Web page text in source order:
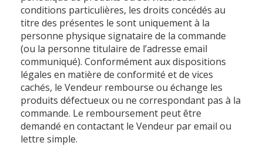
conditions particulières, les droits concédés au
titre des présentes le sont uniquement à la
personne physique signataire de la commande
(ou la personne titulaire de l’adresse email
communiqué). Conformément aux dispositions
légales en matière de conformité et de vices
cachés, le Vendeur rembourse ou échange les
produits défectueux ou ne correspondant pas à la
commande. Le remboursement peut être
demandé en contactant le Vendeur par email ou
lettre simple.